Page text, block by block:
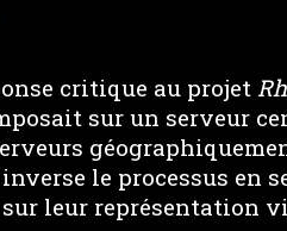
critique au projet
sur un serveur
le processus en
leur représentation